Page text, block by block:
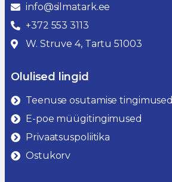
info@silmatark.ee
+372 553 3113
W. Struve 4, Tartu 51003
Olulised lingid
Teenuse osutamise tingimused
E-poe müügitingimused
Privaatsuspoliitika
Ostukorv